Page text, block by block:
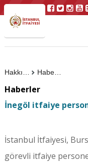
Haberler
Haberler
İnegöl itfaiye
İstanbul İtfaiyesi,
görevli itfaiye